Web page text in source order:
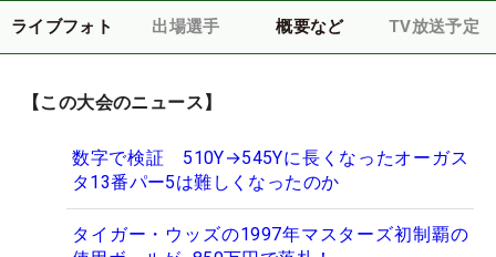
ライブフォト 出場選手 概要など TV放送予定
【この大会のニュース】
数字で検証 510Y→545Yに長くなったオーガス
タ13番パー5は難しくなったのか
タイガー・ウッズの1997年マスターズ初制覇の